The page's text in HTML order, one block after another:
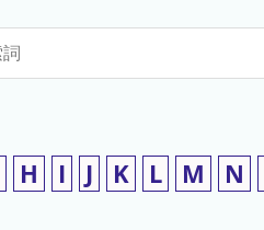
H I J K L M N